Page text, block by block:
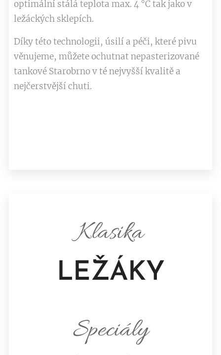
optimální stálá teplota max. 4 °C tak jako v
ležáckých sklepích.
Díky této technologii, úsilí a péči, které pivu
věnujeme, můžete ochutnat nepasterizované
tankové Starobrno v té nejvyšší kvalitě a
nejčerstvější chuti.
Klasika
LEŽÁKY
Speciály